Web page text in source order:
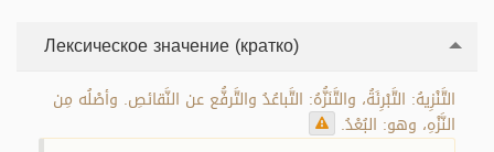
Лексическое значение (кратко)
التَّنْزِيهُ: التَّبْرِئَةُ، والتَّنَزُّهُ: التَّباعُدُ والتَّرفُّع عن النَّقائصِ. وأصْلُه مِن
النَّزْهِ، وهو: البُعْدُ.